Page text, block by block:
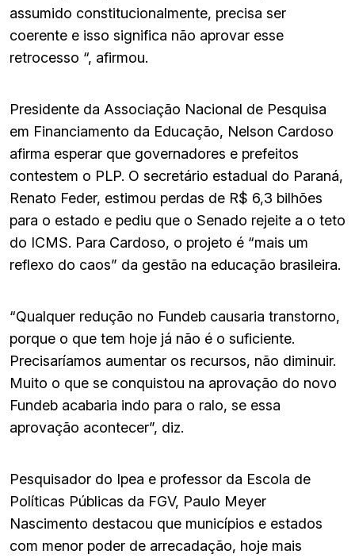
assumido constitucionalmente, precisa ser
coerente e isso significa não aprovar esse
retrocesso “, afirmou.
Presidente da Associação Nacional de Pesquisa
em Financiamento da Educação, Nelson Cardoso
afirma esperar que governadores e prefeitos
contestem o PLP. O secretário estadual do Paraná,
Renato Feder, estimou perdas de R$ 6,3 bilhões
para o estado e pediu que o Senado rejeite a o teto
do ICMS. Para Cardoso, o projeto é “mais um
reflexo do caos” da gestão na educação brasileira.
“Qualquer redução no Fundeb causaria transtorno,
porque o que tem hoje já não é o suficiente.
Precisaríamos aumentar os recursos, não diminuir.
Muito o que se conquistou na aprovação do novo
Fundeb acabaria indo para o ralo, se essa
aprovação acontecer”, diz.
Pesquisador do Ipea e professor da Escola de
Políticas Públicas da FGV, Paulo Meyer
Nascimento destacou que municípios e estados
com menor poder de arrecadação, hoje mais